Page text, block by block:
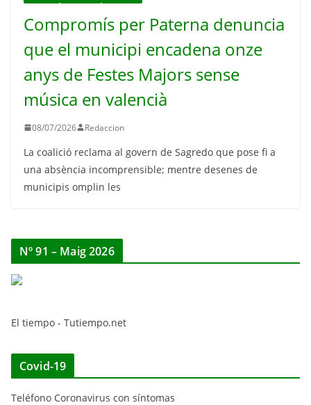
Compromís per Paterna denuncia
que el municipi encadena onze
anys de Festes Majors sense
música en valencià
08/07/2026 Redaccion
La coalició reclama al govern de Sagredo que pose fi a
una absència incomprensible; mentre desenes de
municipis omplin les
Nº 91 – Maig 2026
El tiempo - Tutiempo.net
Covid-19
Teléfono Coronavirus con síntomas